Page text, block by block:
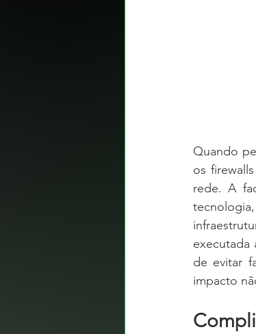
Quando
os
rede. A
executada
de evitar
impacto